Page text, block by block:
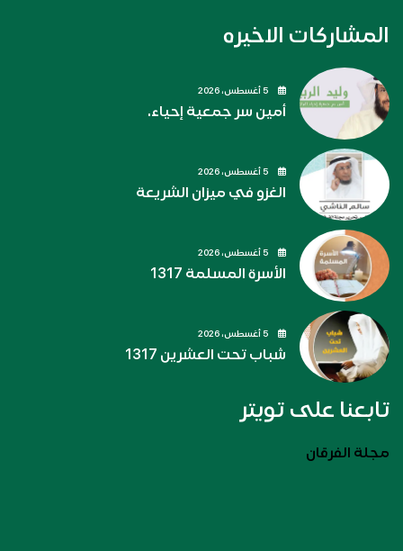
المشاركات الاخيره
أمين سر جمعية إحياء.
الغزو في ميزان الشريعة
الأسرة المسلمة 1317
شباب تحت العشرين 1317
تابعنا على تويتر
مجلة الفرقان